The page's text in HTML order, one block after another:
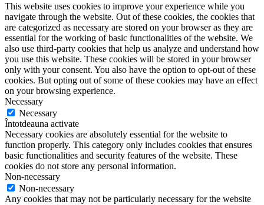
This website uses cookies to improve your experience while you
navigate through the website. Out of these cookies, the cookies that
are categorized as necessary are stored on your browser as they are
essential for the working of basic functionalities of the website. We
also use third-party cookies that help us analyze and understand how
you use this website. These cookies will be stored in your browser
only with your consent. You also have the option to opt-out of these
cookies. But opting out of some of these cookies may have an effect
on your browsing experience.
Necessary
Necessary
Întotdeauna activate
Necessary cookies are absolutely essential for the website to
function properly. This category only includes cookies that ensures
basic functionalities and security features of the website. These
cookies do not store any personal information.
Non-necessary
Non-necessary
Any cookies that may not be particularly necessary for the website